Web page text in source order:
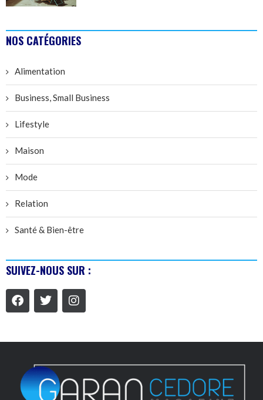
NOS CATÉGORIES
Alimentation
Business, Small Business
Lifestyle
Maison
Mode
Relation
Santé & Bien-être
SUIVEZ-NOUS SUR :